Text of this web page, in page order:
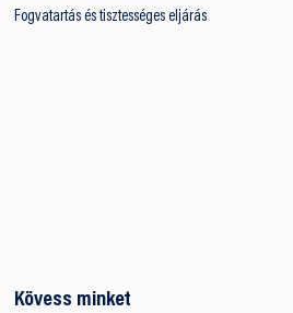
Fogvatartás és tisztességes eljárás
Kövess minket